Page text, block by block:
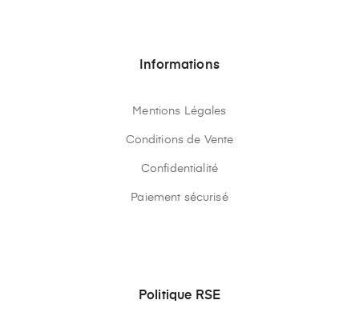
Informations
Mentions Légales
Conditions de Vente
Confidentialité
Paiement sécurisé
Politique RSE